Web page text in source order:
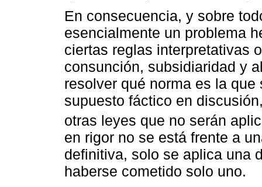
En consecuencia, y sobre
esencialmente un problema
ciertas reglas interpretativas
consunción, subsidiaridad y
resolver qué norma es la
supuesto fáctico en
otras leyes que no serán
en rigor no se está frente a
definitiva, solo se aplica una
haberse cometido solo uno.